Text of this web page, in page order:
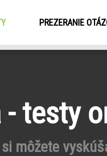
(CURRENT)PREZERANIE
testy
si môžete